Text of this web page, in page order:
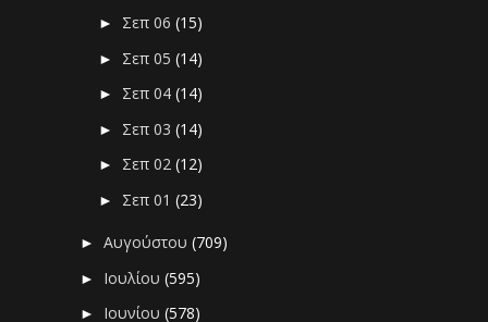
► Σεπ 06(15)
► Σεπ 05(14)
► Σεπ 04(14)
► Σεπ 03(14)
► Σεπ 02(12)
► Σεπ 01(23)
►Αυγούστου(709)
► Ιουλίου(595)
► Ιουνίου(578)